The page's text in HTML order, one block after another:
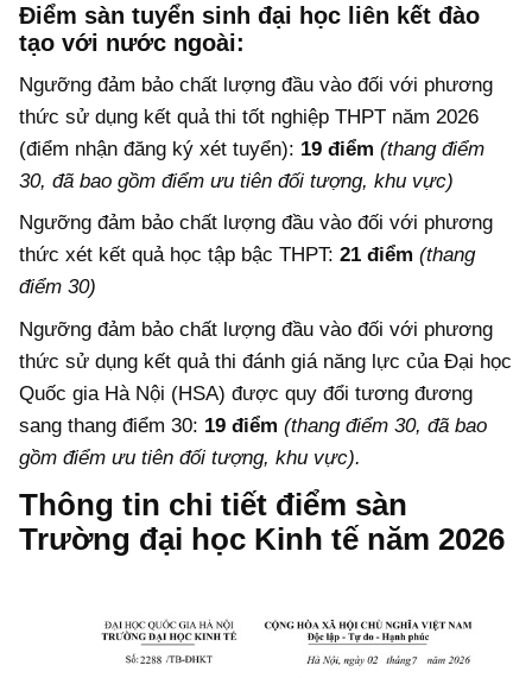
Điểm sàn tuyển sinh đại học liên kết đào
tạo với nước ngoài:
Ngưỡng đảm bảo chất lượng đầu vào đối với phương
thức sử dụng kết quả thi tốt nghiệp THPT năm 2026
(điểm nhận đăng ký xét tuyển): 19 điểm (thang điểm
30, đã bao gồm điểm ưu tiên đối tượng, khu vực)
Ngưỡng đảm bảo chất lượng đầu vào đối với phương
thức xét kết quả học tập bậc THPT: 21 điểm (thang
điểm 30)
Ngưỡng đảm bảo chất lượng đầu vào đối với phương
thức sử dụng kết quả thi đánh giá năng lực của Đại học
Quốc gia Hà Nội (HSA) được quy đổi tương đương
sang thang điểm 30: 19 điểm (thang điểm 30, đã bao
gồm điểm ưu tiên đối tượng, khu vực).
Thông tin chi tiết điểm sàn
Trường đại học Kinh tế năm 2026